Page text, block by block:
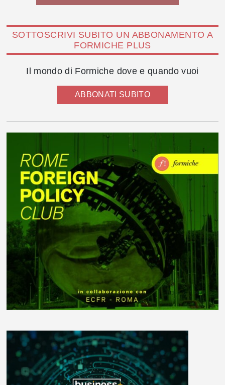
SOTTOSCRIVI SUBITO UN ABBONAMENTO A
FORMICHE PLUS
Il mondo di Formiche dove e quando vuoi
ABBONATI SUBITO